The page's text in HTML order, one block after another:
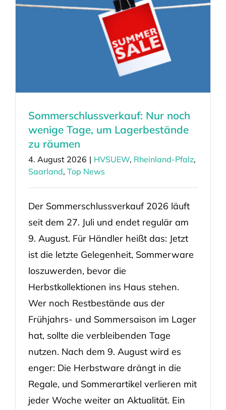
Sommerschlussverkauf: Nur noch
wenige Tage, um Lagerbestände
zu räumen
4. August 2026 | HVSUEW, Rheinland-Pfalz,
Saarland, Top News
Der Sommerschlussverkauf 2026 läuft
seit dem 27. Juli und endet regulär am
9. August. Für Händler heißt das: Jetzt
ist die letzte Gelegenheit, Sommerware
loszuwerden, bevor die
Herbstkollektionen ins Haus stehen.
Wer noch Restbestände aus der
Frühjahrs- und Sommersaison im Lager
hat, sollte die verbleibenden Tage
nutzen. Nach dem 9. August wird es
enger: Die Herbstware drängt in die
Regale, und Sommerartikel verlieren mit
jeder Woche weiter an Aktualität. Ein